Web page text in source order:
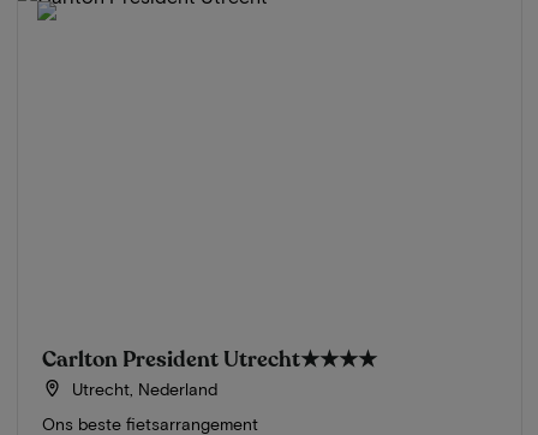
Carlton President Utrecht★★★★
Utrecht, Nederland
Ons beste fietsarrangement